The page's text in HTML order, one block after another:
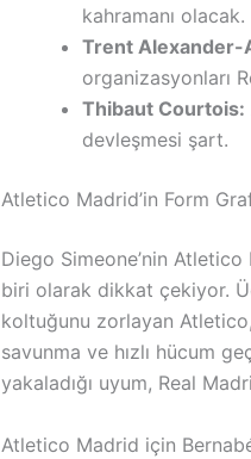
kahramanı olacak.
Trent Alexander-
organizasyonları
Thibaut Courtois:
devleşmesi şart.
Atletico Madrid’in Form
Diego Simeone’nin
biri olarak dikkat çekiyor.
koltuğunu zorlayan
savunma ve hızlı hücum
yakaladığı uyum, Real
Atletico Madrid için